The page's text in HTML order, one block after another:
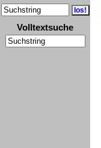
Volltextsuche